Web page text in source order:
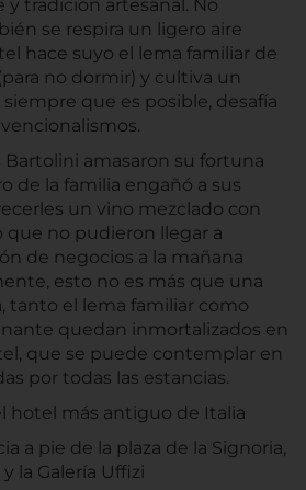
y tradición artesanal. No
se respira un ligero aire
hace suyo el lema familiar de
no dormir) y cultiva un
que es posible, desafía
Bartolini amasaron su fortuna
de la familia engañó a sus
un vino mezclado con
que no pudieron llegar a
de negocios a la mañana
esto no es más que una
tanto el lema familiar como
quedan inmortalizados en
que se puede contemplar en
por todas las estancias.
hotel más antiguo de Italia
a pie de la plaza de la Signoria,
la Galería Uffizi